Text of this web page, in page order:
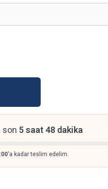
son 5 saat 48 dakika
'a kadar teslim edelim.